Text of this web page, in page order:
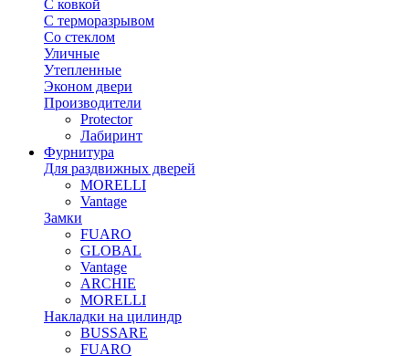
С ковкой
С терморазрывом
Со стеклом
Уличные
Утепленные
Эконом двери
Производители
Protector
Лабиринт
Фурнитура
Для раздвижных дверей
MORELLI
Vantage
Замки
FUARO
GLOBAL
Vantage
ARCHIE
MORELLI
Накладки на цилиндр
BUSSARE
FUARO